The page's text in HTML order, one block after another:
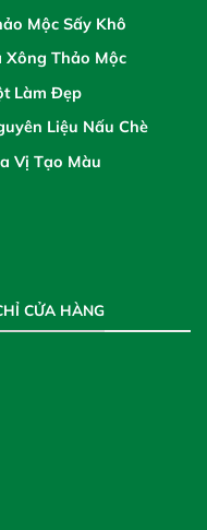
Mộc Sấy Khô
Xông Thảo Mộc
Làm Đẹp
Liệu Nấu Chè
Vị Tạo Màu
CỬA HÀNG